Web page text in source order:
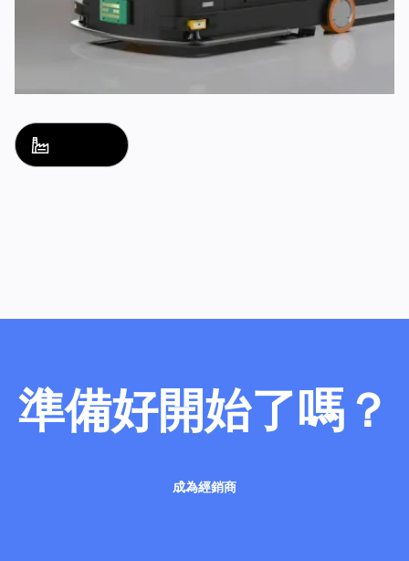
解決方案名稱
準備好開始了嗎？
成為經銷商